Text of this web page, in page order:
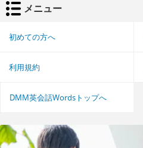
メニュー
初めての方へ
利用規約
DMM英会話Wordsトップへ